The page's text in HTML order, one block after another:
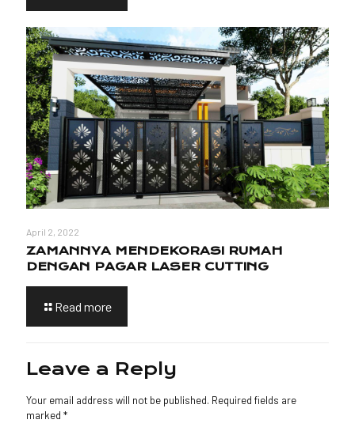
April 2, 2022
ZAMANNYA MENDEKORASI RUMAH
DENGAN PAGAR LASER CUTTING
Read more
Leave a Reply
Your email address will not be published. Required fields are
marked *